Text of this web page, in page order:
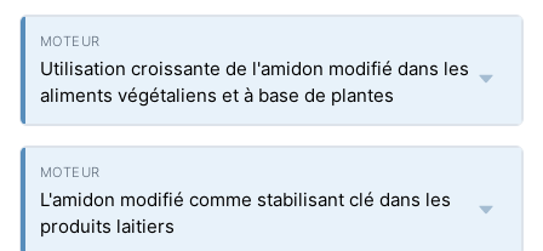
Utilisation croissante de l'amidon modifié dans les
aliments végétaliens et à base de plantes
L'amidon modifié comme stabilisant clé dans les
produits laitiers